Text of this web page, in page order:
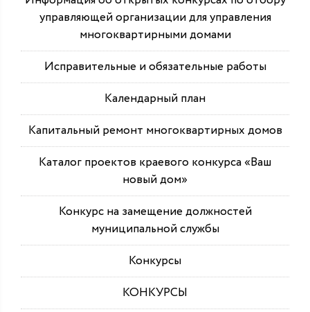
управляющей организации для управления
многоквартирными домами
Исправительные и обязательные работы
Календарный план
Капитальный ремонт многоквартирных домов
Каталог проектов краевого конкурса «Ваш
новый дом»
Конкурс на замещение должностей
муниципальной службы
Конкурсы
КОНКУРСЫ